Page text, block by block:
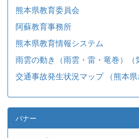
熊本県教育委員会
阿蘇教育事務所
熊本県教育情報システム
雨雲の動き（雨雲・雷・竜巻）（
交通事故発生状況マップ （熊本県
バナー